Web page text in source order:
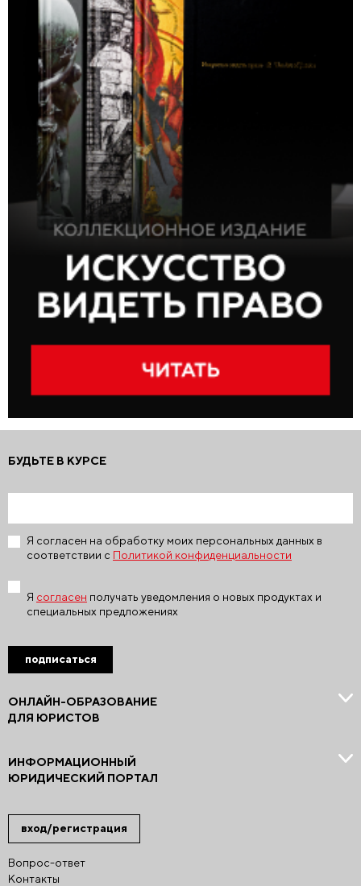
вход/регистрация
Вопрос-ответ
Контакты
ОНЛАЙН-ОБРАЗОВАНИЕ
ДЛЯ ЮРИСТОВ
ИНФОРМАЦИОННЫЙ
ЮРИДИЧЕСКИЙ ПОРТАЛ
БУДЬТЕ В КУРСЕ
Я согласен на обработку моих персональных данных в
соответствии с Политикой конфиденциальности
Я согласен получать уведомления о новых продуктах и
специальных предложениях
подписаться